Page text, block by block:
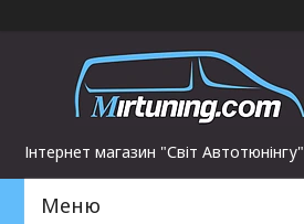
Інтернет магазин "Світ Автотюнінгу"